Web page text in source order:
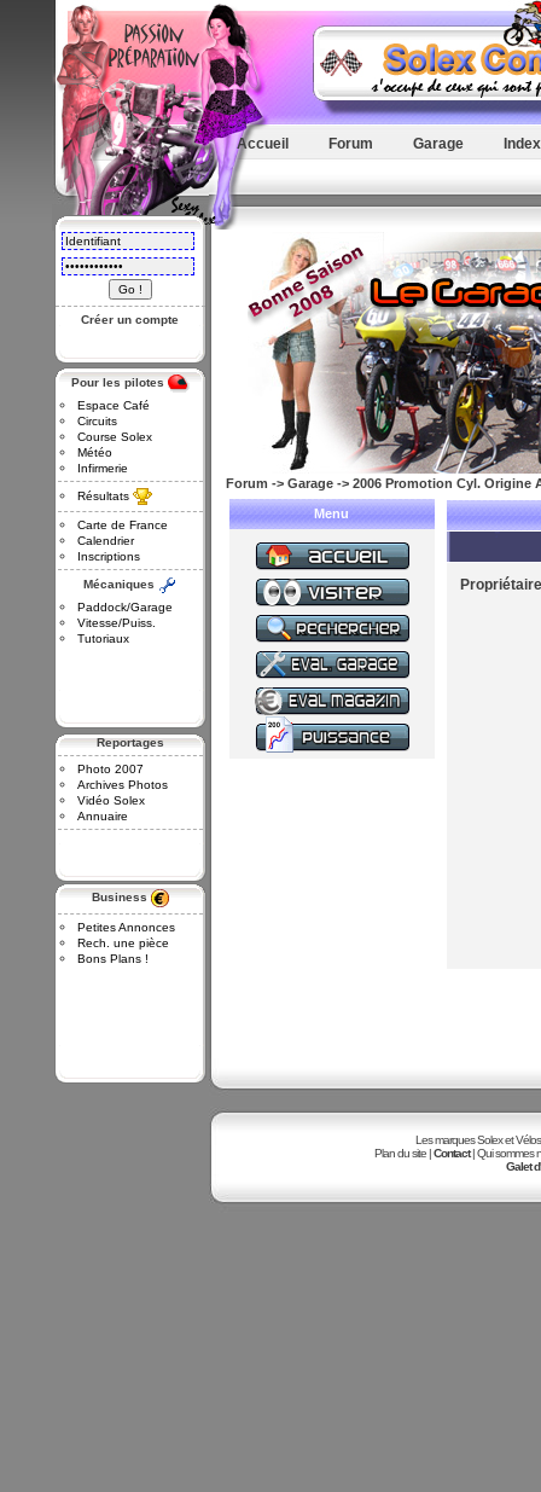
Créer un compte
Pour les pilotes
Espace Café
Circuits
Course Solex
Météo
Infirmerie
Résultats
Carte de France
Calendrier
Inscriptions
Mécaniques
Paddock/Garage
Vitesse/Puiss.
Tutoriaux
Reportages
Photo 2007
Archives Photos
Vidéo Solex
Annuaire
Business
Petites Annonces
Rech. une pièce
Bons Plans !
Accueil Forum Garage
Forum -> Garage-> 2006 Promotion Cyl. Origine
Menu
Propriétaire
Les marques Solex et
Plan du site |Contact| Qui sommes
Galet